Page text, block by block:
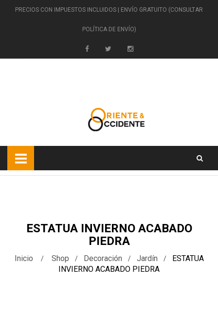
PRECIOS CON IMPUESTOS INCLUIDOS | ENVÍO GRATUITO (CONSULTAR
POLÍTICA DE ENVÍO)
ESTATUA INVIERNO ACABADO
PIEDRA
Inicio Shop Decoración Jardín
ESTATUA
INVIERNO ACABADO PIEDRA